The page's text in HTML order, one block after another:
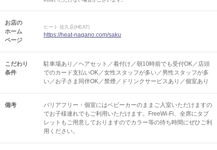
お店の
ホーム
ページ
ヒート 佐久店(HEAT)
https://heat-nagano.com/saku
こだわり
条件
駐車場あり／ヘアセット／着付け／朝10時前でも受付OK／店頭
でのカード支払いOK／女性スタッフが多い／男性スタッフが多
い／お子さま同伴OK／禁煙／ドリンクサービスあり／個室あり
備考
バリアフリー・個室にはベビーカーのままご入室いただけますの
でお子様連れでもご利用いただけます。FreeWi-Fi、全席にタブ
レットもご用意しておりますのでカラー等の待ち時間にぜひご利
用ください。